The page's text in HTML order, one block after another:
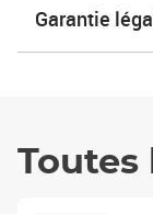
Garantie
Toutes